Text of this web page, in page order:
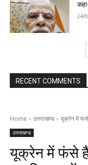
24/
RECENT COMMENTS